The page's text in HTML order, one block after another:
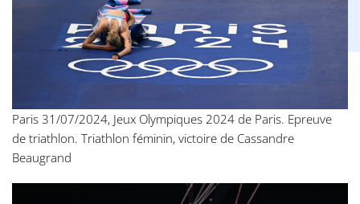
Paris 31/07/2024, Jeux Olympiques 2024 de Paris. Epreuve
de triathlon. Triathlon féminin, victoire de Cassandre
Beaugrand